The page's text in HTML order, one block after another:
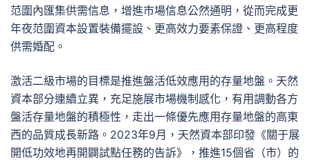
范圍內匯集供需信息，增進市場信息公然通明，從而完成更
年夜范圍資本設置裝備擺設、更高效力要素保證、更高程度
供需婚配。
激活二級市場的目標是推進盤活低效應用的存量地盤。天然
資本部分連續立異，充足施展市場機制感化，有用調動各方
盤活存量地盤的積極性，走出一條優先應用存量地盤的高東
西的品質成長新路。2023年9月，天然資本部印發《關于展
開低功效地再開闢試點任務的告訴》，推進15個省（市）的